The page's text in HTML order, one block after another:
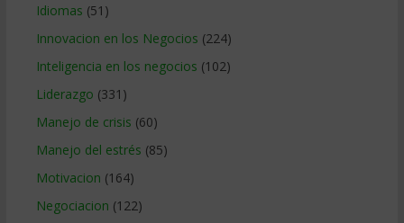
Idiomas (51)
Innovacion en los Negocios (224)
Inteligencia en los negocios (102)
Liderazgo (331)
Manejo de crisis (60)
Manejo del estrés (85)
Motivacion (164)
Negociacion (122)